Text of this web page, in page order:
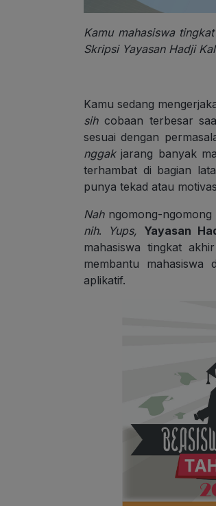
Kamu mahasiswa
Skripsi Yayasan Hadji
Kamu sedang
sihcobaan terbesar
sesuai dengan
nggakjarang banyak
terhambat di bagian
punya tekad atau
Nahngomong-ngomong
nih. Yups, Yayasan
mahasiswa tingkat
membantu mahasiswa
aplikatif.